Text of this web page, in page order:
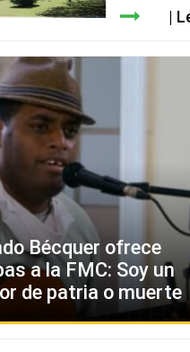
Bécquer ofrece
a la FMC: Soy un
de patria o muerte